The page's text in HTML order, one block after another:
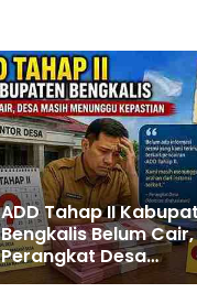
ADD Tahap II
Bengkalis Belum Cair,
Perangkat Desa
Pertanyakan